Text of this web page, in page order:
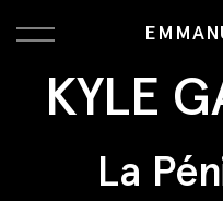
KYLE
La